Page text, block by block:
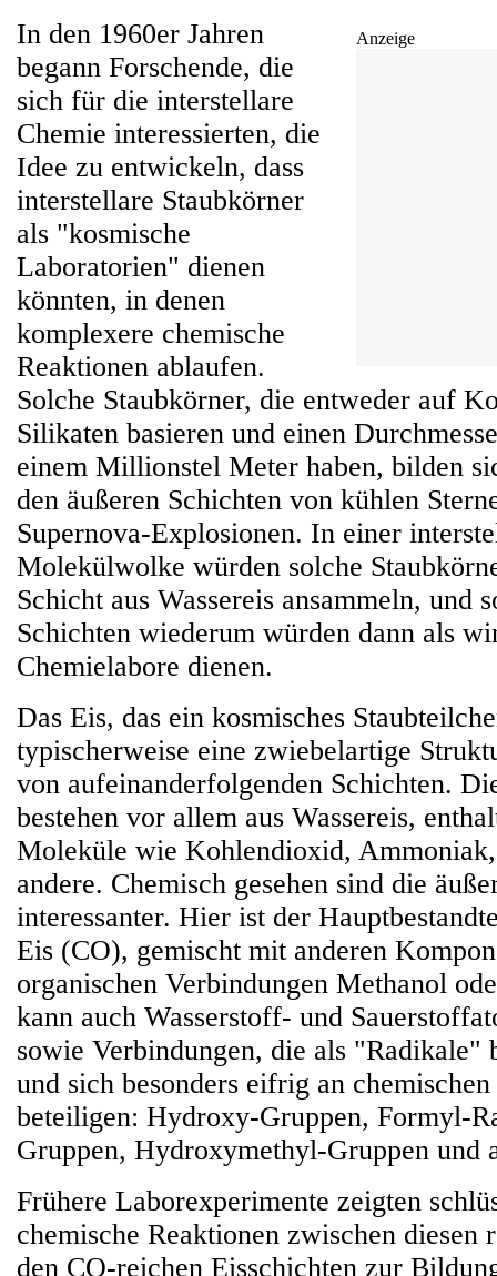
Anzeige
In den 1960er Jahren
begann Forschende, die
sich für die interstellare
Chemie interessierten, die
Idee zu entwickeln, dass
interstellare Staubkörner
als "kosmische
Laboratorien" dienen
könnten, in denen
komplexere chemische
Reaktionen ablaufen.
Solche Staubkörner, die entweder auf
Silikaten basieren und einen
einem Millionstel Meter haben, bilden
den äußeren Schichten von kühlen
Supernova-Explosionen. In einer
Molekülwolke würden solche
Schicht aus Wassereis ansammeln, und
Schichten wiederum würden dann als
Chemielabore dienen.
Das Eis, das ein kosmisches
typischerweise eine zwiebelartige
von aufeinanderfolgenden Schichten.
bestehen vor allem aus Wassereis,
Moleküle wie Kohlendioxid,
andere. Chemisch gesehen sind die
interessanter. Hier ist der
Eis (CO), gemischt mit anderen
organischen Verbindungen Methanol
kann auch Wasserstoff- und
sowie Verbindungen, die als "Radikale"
und sich besonders eifrig an
beteiligen: Hydroxy-Gruppen, Formyl-
Gruppen, Hydroxymethyl-Gruppen und
Frühere Laborexperimente zeigten
chemische Reaktionen zwischen diesen
den CO-reichen Eisschichten zur